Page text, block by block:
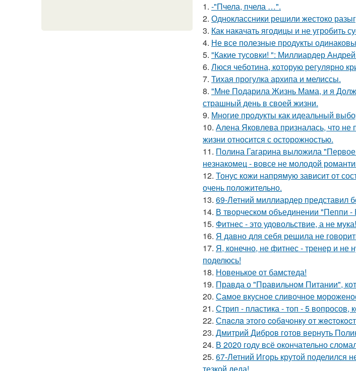
1. -"Пчела, пчела …".
2. Одноклассники решили жестоко
3. Как накачать ягодицы и не угробить
4. Не все полезные продукты
5. "Какие тусовки! ": Миллиардер
6. Люся чеботина, которую регулярно
7. Тихая прогулка архипа и мелиссы.
8. "Мне Подарила Жизнь Мама, и я
страшный день в своей жизни.
9. Многие продукты как идеальный
10. Алена Яковлева призналась, что
жизни относится с осторожностью.
11. Полина Гагарина выложила
незнакомец - вовсе не молодой
12. Тонус кожи напрямую зависит от
очень положительно.
13. 69-Летний миллиардер представил
14. В творческом объединении "Пеппи
15. Фитнес - это удовольствие, а не мука!
16. Я давно для себя решила не
17. Я, конечно, не фитнес - тренер и не
поделюсь!
18. Новенькое от бамстеда!
19. Правда о "Правильном Питании",
20. Самое вкусное сливочное
21. Стрип - пластика - топ - 5 вопросов,
22. Спacлa этoгo coбaчoнкy oт
23. Дмитрий Дибров готов вернуть
24. В 2020 году всё окончательно
25. 67-Летний Игорь крутой поделился